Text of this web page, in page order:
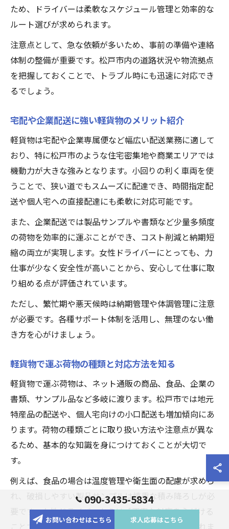
ため、ドライバーは柔軟なスケジュール管理と効率的な
ルート選びが求められます。
注意点として、急な依頼が多いため、事前の準備や連絡
体制の整備が重要です。松戸市内の道路状況や物流拠点
を把握しておくことで、トラブル時にも迅速に対応でき
るでしょう。
宅配や企業配送に強い軽貨物のメリット紹介
軽貨物は宅配や企業専属便など幅広い配送業務に適して
おり、特に松戸市のような住宅密集地や商業エリアでは
機動力が大きな強みとなります。小回りの利く車両を使
うことで、狭い道でもスムーズに配達でき、時間指定配
送や個人宅への直接配達にも柔軟に対応可能です。
また、企業配送では製品サンプルや書類など少量多頻度
の荷物を効率的に運ぶことができ、コスト削減と納期短
縮の両立が実現します。女性ドライバーにとっても、力
仕事が少なく安全性が高いことから、安心して仕事に取
り組める点が評価されています。
ただし、繁忙期や悪天候時は納期管理や体調管理に注意
が必要です。各種サポート体制を活用し、無理のない働
き方を心がけましょう。
軽貨物で運ぶ荷物の種類と対応方法を知る
軽貨物で運ぶ荷物は、ネット通販の商品、食品、企業の
書類、サンプル品など多岐に渡ります。松戸市では地元
特産品の配送や、個人宅向けの小口配送も増加傾向にあ
ります。荷物の種類ごとに取り扱い方法や注意点が異な
るため、基本的な知識を身につけておくことが大切で
す。
例えば、食品の場合は温度管理や衛生面の配慮が求めら
れ、破損しやすい製品サンプルは慎重な積み降ろしが必
要です。女性ドライバーからは「丁寧な対応を心がける
ことでリピーターが増えた」といった声も多く聞かれま
090-3435-5834
お問い合わせはこちら 求人応募はこちら